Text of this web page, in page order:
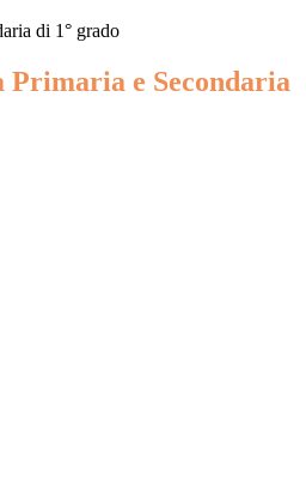
di 1° grado
Primaria e Secondaria